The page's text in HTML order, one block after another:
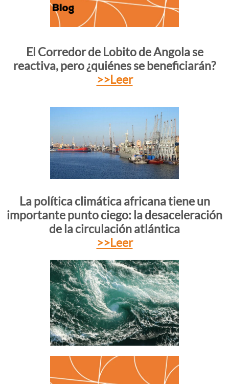
El Corredor de Lobito de Angola se
reactiva, pero ¿quiénes se beneficiarán?
>>Leer
La política climática africana tiene un
importante punto ciego: la desaceleración
de la circulación atlántica
>>Leer